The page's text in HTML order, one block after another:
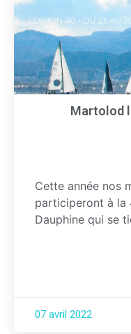
Martolod
Cette année nos
participeront à la
Dauphine qui se
07 avril 2022